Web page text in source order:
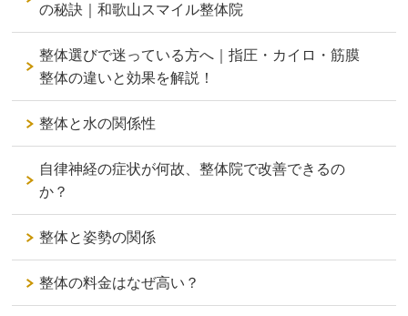
の秘訣｜和歌山スマイル整体院
整体選びで迷っている方へ｜指圧・カイロ・筋膜
整体の違いと効果を解説！
整体と水の関係性
自律神経の症状が何故、整体院で改善できるの
か？
整体と姿勢の関係
整体の料金はなぜ高い？